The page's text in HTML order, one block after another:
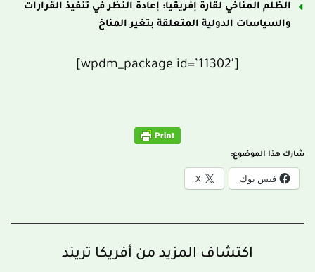
الظلم المناخي لقارة إفريقيا: إعادة النظر في تنفيذ القرارات
والسياسات الدولية المتعلقة بتغير المناخ
[wpdm_package id=’11302′]
شارك هذا الموضوع:
فيس بوك X
اكتشاف المزيد من أفريكا تريند